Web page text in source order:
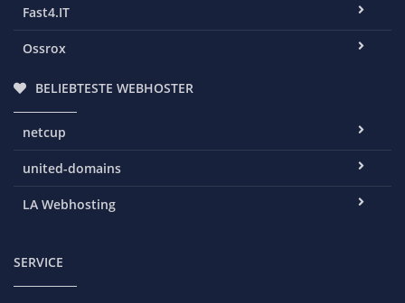
Fast4.IT
Ossrox
BELIEBTESTE WEBHOSTER
netcup
united-domains
LA Webhosting
SERVICE